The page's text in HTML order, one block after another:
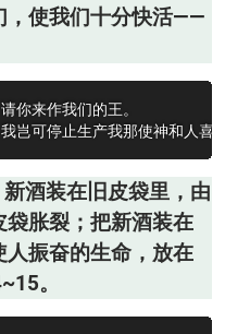
，使我们十分快活——
你来作我们的王。
岂可停止生产我那使神和人喜
酒装在旧皮袋里，由
胀裂；把新酒装在
人振奋的生命，放在
。